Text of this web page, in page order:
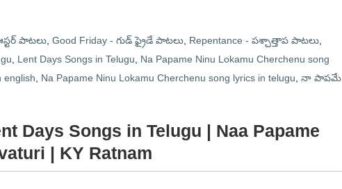
పాటలు Good Friday - గుడ్ ఫ్రైడే పాటలు Repentance - పశ్చాత్తాప పాటలు
Lent Days Songs in Telugu
Na Papame Ninu Lokamu Cherchenu song
english Na Papame Ninu Lokamu Cherchenu song lyrics in telugu నా పాపమే
Songs in Telugu | Naa Papame
| KY Ratnam